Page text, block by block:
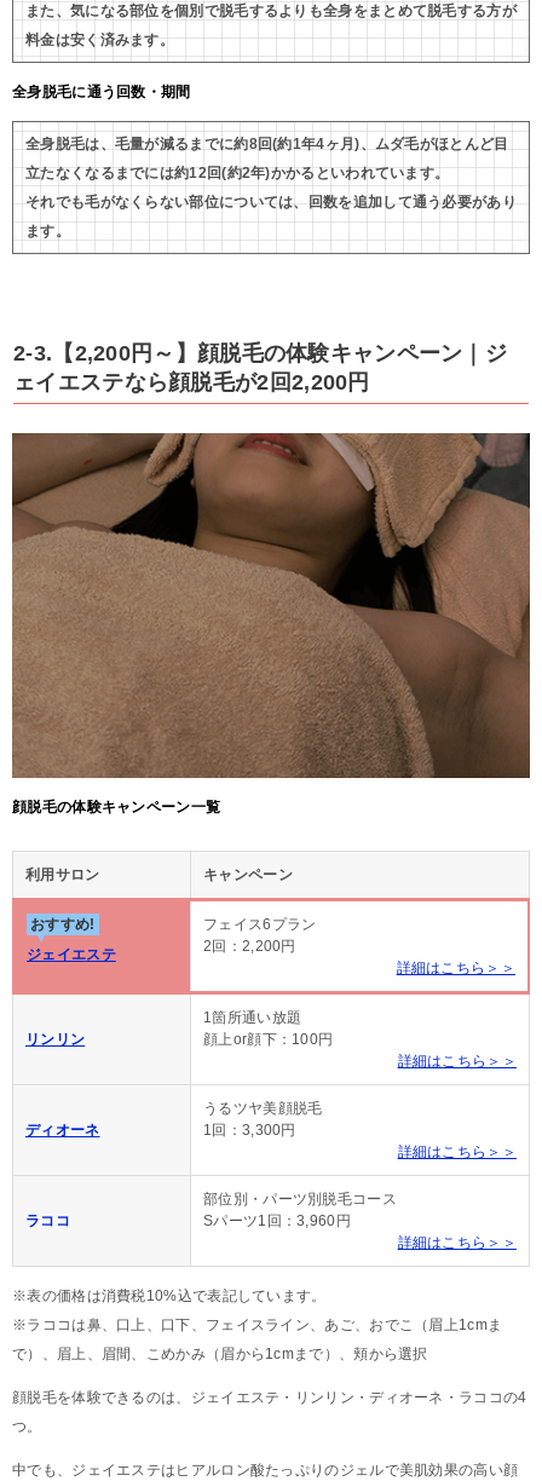
また、気になる部位を個別で脱毛するよりも全身をまとめて脱毛する方が
料金は安く済みます。
全身脱毛に通う回数・期間
全身脱毛は、毛量が減るまでに約8回(約1年4ヶ月)、ムダ毛がほとんど目
立たなくなるまでには約12回(約2年)かかるといわれています。
それでも毛がなくらない部位については、回数を追加して通う必要があり
ます。
2-3.【2,200円～】顔脱毛の体験キャンペーン｜ジ
ェイエステなら顔脱毛が2回2,200円
顔脱毛の体験キャンペーン一覧
利用サロン キャンペーン
おすすめ!
ジェイエステ
フェイス6プラン
2回：2,200円
詳細はこちら＞＞
リンリン
1箇所通い放題
顔上or顔下：100円
詳細はこちら＞＞
ディオーネ
うるツヤ美顔脱毛
1回：3,300円
詳細はこちら＞＞
ラココ
部位別・パーツ別脱毛コース
Sパーツ1回：3,960円
詳細はこちら＞＞
※表の価格は消費税10%込で表記しています。
※ラココは鼻、口上、口下、フェイスライン、あご、おでこ（眉上1cmま
で）、眉上、眉間、こめかみ（眉から1cmまで）、頬から選択
顔脱毛を体験できるのは、ジェイエステ・リンリン・ディオーネ・ラココの4
つ。
中でも、ジェイエステはヒアルロン酸たっぷりのジェルで美肌効果の高い顔